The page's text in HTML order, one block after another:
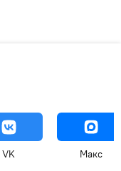
VK Макс